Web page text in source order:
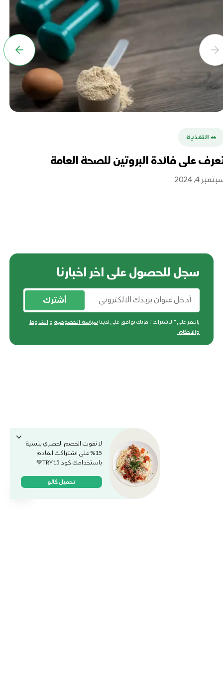
🥗 التغذية
على فائدة البروتين للصحة العامة
4, 2024
سجل للحصول على اخر اخبارنا
أشترك
بالنقر على "الاشتراك"، فإنك توافق على لدينا سياسة الخصوصية و الشروط
والأحكام.
لا تفوت الخصم الحصري بنسبة
15% على اشتراكك القادم
باستخدامك كود TRY15💚
تحميل كالو